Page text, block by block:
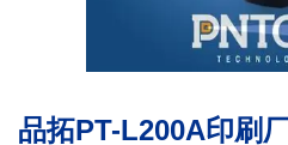
品拓PT-L200A印刷